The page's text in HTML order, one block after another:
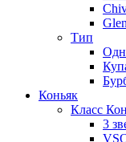
Тип
Коньяк
Класс
3